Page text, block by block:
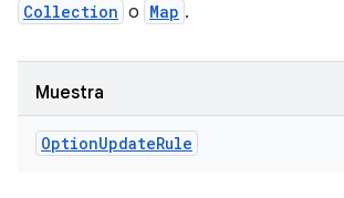
Collection o Map .
Muestra
OptionUpdateRule